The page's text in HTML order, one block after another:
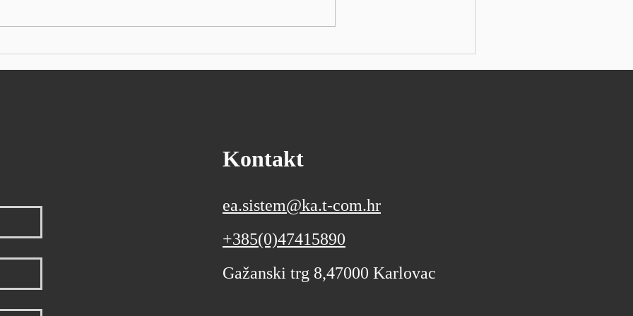
eura, a uvoz 24 milijarde eura
kvartalnim rezultatima od
Kontakt
ea.sistem@ka.t-com.hr
+385(0)47415890
Gažanski trg 8,47000 Karlovac